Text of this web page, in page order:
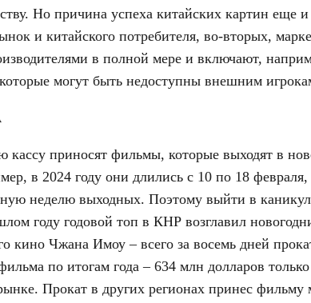
Но причина успеха китайских картин
и китайского потребителя, во-вторых,
в полной мере и включают,
могут быть недоступны внешним
кассу приносят фильмы, которые выходят в
в 2024 году они длились с 10 по 18
неделю выходных. Поэтому выйти в
году годовой топ в КНР возглавил
кино Чжана Имоу – всего за восемь дней
по итогам года – 634 млн долларов
Прокат в других регионах принес фильму